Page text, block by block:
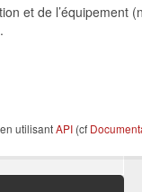
et de
utilisantAPI (cf